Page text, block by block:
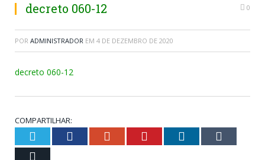
decreto 060-12 0
POR ADMINISTRADOR EM 4 DE DEZEMBRO DE 2020
decreto 060-12
COMPARTILHAR:
Twitter Facebook Google+ Pinterest LinkedIn